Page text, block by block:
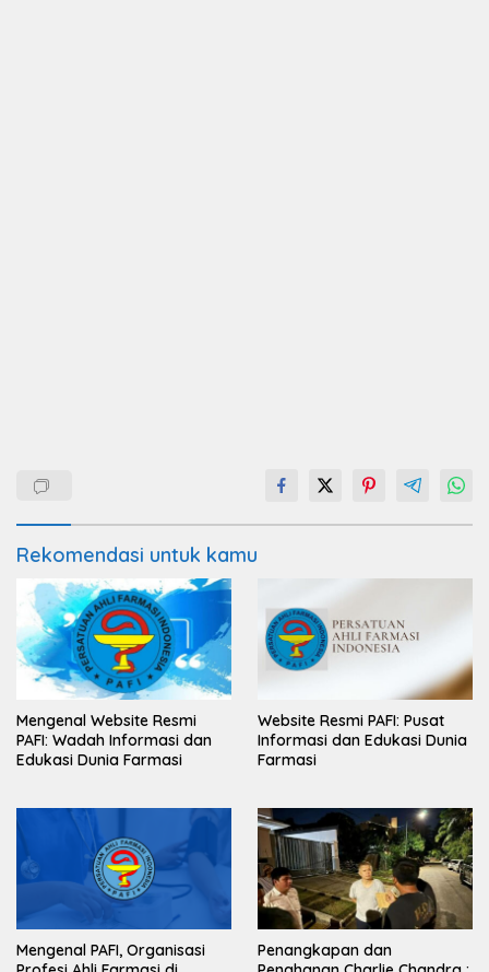
Rekomendasi untuk kamu
Mengenal Website Resmi
PAFI: Wadah Informasi dan
Edukasi Dunia Farmasi
Website Resmi PAFI: Pusat
Informasi dan Edukasi Dunia
Farmasi
Mengenal PAFI, Organisasi
Penangkapan dan